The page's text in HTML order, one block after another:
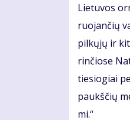
Lie­tu­vos
ruo­jan­čių
pil­kų­jų ir
rin­čio­se
tie­sio­giai
paukš­čių
mi.“